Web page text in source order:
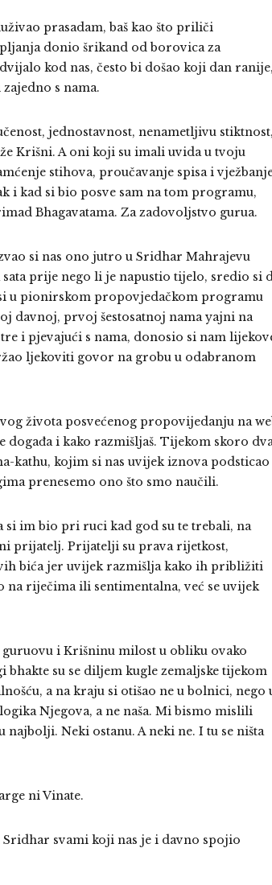
prasadam, baš kao što priliči
donio šrikand od borovica za
kod nas, često bi došao koji dan ranije,
s nama.
jednostavnost, nenametljivu stiktnost,
Krišni. A oni koji su imali uvida u tvoju
stihova, proučavanje spisa i
i kad si bio posve sam na tom programu,
Bhagavatama. Za zadovoljstvo gurua.
si nas ono jutro u Sridhar Mahrajevu
prije nego li je napustio tijelo, sredio si
u pionirskom propovjedačkom programu
davnoj, prvoj šestosatnoj nama yajni na
i pjevajući s nama, donosio si nam
ljekoviti govor na grobu u odabranom
života posvećenog propovijedanju na
i kako razmišljaš. Tijekom skoro
kathu, kojim si nas uvijek iznova podsticao
prenesemo ono što smo naučili.
si im bio pri ruci kad god su te trebali, na
prijatelj. Prijatelji su prava rijetkost,
bića jer uvijek razmišlja kako ih približiti
riječima ili sentimentalna, već se uvijek
guruovu i Krišninu milost u obliku ovako
su se diljem kugle zemaljske tijekom
a na kraju si otišao ne u bolnici, nego
Njegova, a ne naša. Mi bismo mislili
Neki ostanu. A neki ne. I tu se ništa
ni Vinate.
Sridhar svami koji nas je i davno spojio